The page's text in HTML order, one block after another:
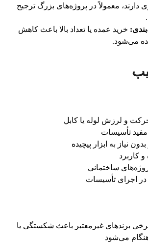
معمولاً در پروژه‌های بزرگ ترجیح
خرید عمده یا تعداد بالا باعث کاهش
می‌شود.
و لرزش لوله یا کابل
تأسیسات
نیاز به ابزار پیچیده
و کاربرد
ساختمانی
در اجرای تأسیسات
برندهای غیرمعتبر باعث شکستگی یا
می‌شود